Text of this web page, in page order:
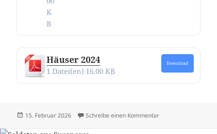
K
B
Häuser 2024
1 Datei(en) 16.00 KB
Download
Veröffentlicht
15. Februar 2026 Schreibe einen Kommentarzu Alle Texte und